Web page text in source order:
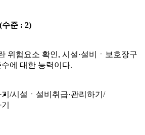
(수준 : 2)
위험요소 확인, 시설·설비ㆍ보호장구
에 대한 능력이다.
시설ㆍ설비취급·관리하기